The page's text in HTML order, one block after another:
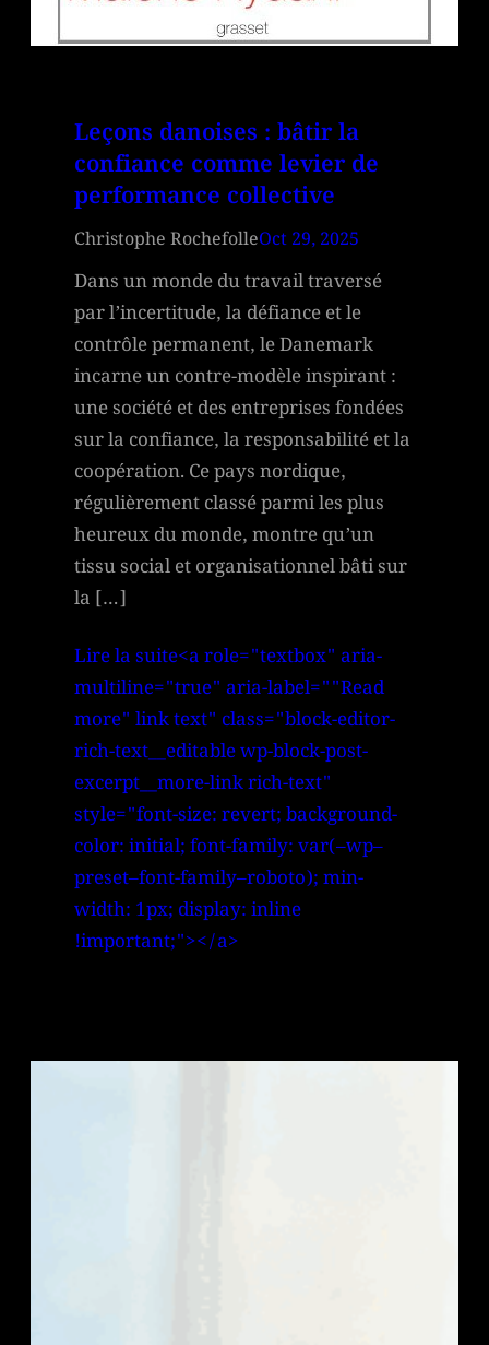
Leçons danoises : bâtir la
confiance comme levier de
performance collective
Christophe RochefolleOct 29, 2025
Dans un monde du travail traversé
par l’incertitude, la défiance et le
contrôle permanent, le Danemark
incarne un contre-modèle inspirant :
une société et des entreprises fondées
sur la confiance, la responsabilité et la
coopération. Ce pays nordique,
régulièrement classé parmi les plus
heureux du monde, montre qu’un
tissu social et organisationnel bâti sur
la […]
Lire la suite<a role="textbox" aria-
multiline="true" aria-label=""Read
more" link text" class="block-editor-
rich-text__editable wp-block-post-
excerpt__more-link rich-text"
style="font-size: revert; background-
color: initial; font-family: var(–wp–
preset–font-family–roboto); min-
width: 1px; display: inline
!important;"></a>